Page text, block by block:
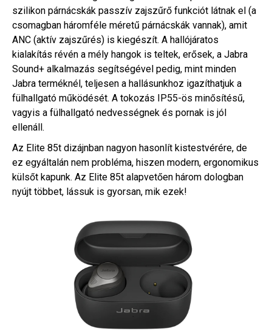
szilikon párnácskák passzív zajszűrő funkciót látnak el (a
csomagban háromféle méretű párnácskák vannak), amit
ANC (aktív zajszűrés) is kiegészít. A hallójáratos
kialakítás révén a mély hangok is teltek, erősek, a Jabra
Sound+ alkalmazás segítségével pedig, mint minden
Jabra terméknél, teljesen a hallásunkhoz igazíthatjuk a
fülhallgató működését. A tokozás IP55-ös minősítésű,
vagyis a fülhallgató nedvességnek és pornak is jól
ellenáll.
Az Elite 85t dizájnban nagyon hasonlít kistestvérére, de
ez egyáltalán nem probléma, hiszen modern, ergonomikus
külsőt kapunk. Az Elite 85t alapvetően három dologban
nyújt többet, lássuk is gyorsan, mik ezek!